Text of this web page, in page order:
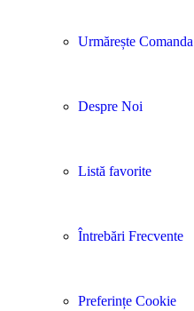
Urmărește Comanda
Despre Noi
Listă favorite
Întrebări Frecvente
Preferințe Cookie